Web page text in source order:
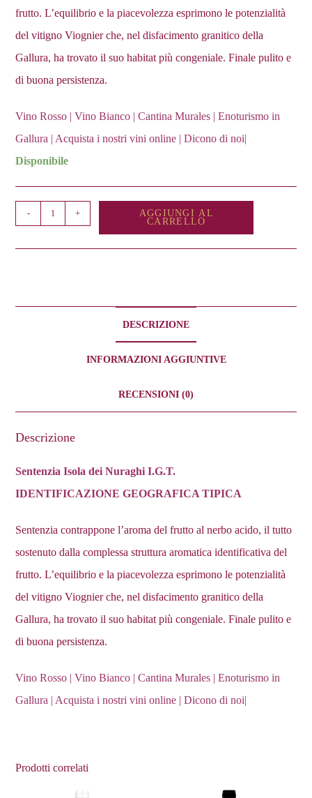
frutto. L’equilibrio e la piacevolezza esprimono le potenzialità
del vitigno Viognier che, nel disfacimento granitico della
Gallura, ha trovato il suo habitat più congeniale. Finale pulito e
di buona persistenza.
Vino Rosso |Vino Bianco |Cantina Murales |Enoturismo in
Gallura | Acquista i nostri vini online |Dicono di noi|
Disponibile
Sentenzia
quantità
- +
AGGIUNGI AL
CARRELLO
DESCRIZIONE
INFORMAZIONI AGGIUNTIVE
RECENSIONI (0)
Descrizione
Sentenzia Isola dei Nuraghi I.G.T.
IDENTIFICAZIONE GEOGRAFICA TIPICA
Sentenzia contrappone l’aroma del frutto al nerbo acido, il tutto
sostenuto dalla complessa struttura aromatica identificativa del
frutto. L’equilibrio e la piacevolezza esprimono le potenzialità
del vitigno Viognier che, nel disfacimento granitico della
Gallura, ha trovato il suo habitat più congeniale. Finale pulito e
di buona persistenza.
Vino Rosso |Vino Bianco |Cantina Murales |Enoturismo in
Gallura | Acquista i nostri vini online |Dicono di noi|
Prodotti correlati